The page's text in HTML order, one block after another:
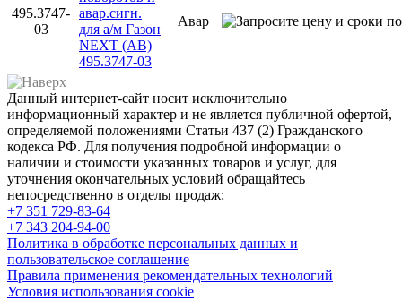
495.3747-
03
авар.сигн.
для а/м Газон
NEXT (АВ)
495.3747-03
Авар
Данный интернет-сайт носит исключительно
информационный характер и не является публичной офертой,
определяемой положениями Статьи 437 (2) Гражданского
кодекса РФ. Для получения подробной информации о
наличии и стоимости указанных товаров и услуг, для
уточнения окончательных условий обращайтесь
непосредственно в отделы продаж:
+7 351 729-83-64
+7 343 204-94-00
Политика в обработке персональных данных и
пользовательское соглашение
Правила применения рекомендательных технологий
Условия использования cookie